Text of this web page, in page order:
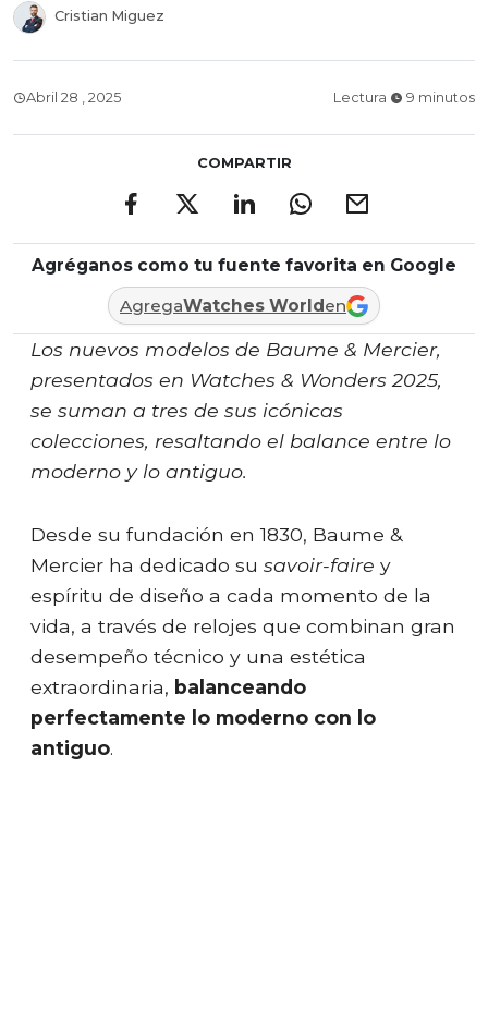
Cristian Miguez
Abril 28 , 2025 Lectura 9 minutos
COMPARTIR
Agréganos como tu fuente favorita en Google
AgregaWatches World en
Los nuevos modelos de Baume & Mercier,
presentados en Watches & Wonders 2025,
se suman a tres de sus icónicas
colecciones, resaltando el balance entre lo
moderno y lo antiguo.
Desde su fundación en 1830, Baume &
Mercier ha dedicado su savoir-faire y
espíritu de diseño a cada momento de la
vida, a través de relojes que combinan gran
desempeño técnico y una estética
extraordinaria, balanceando
perfectamente lo moderno con lo
antiguo.